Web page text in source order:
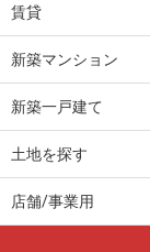
賃貸
新築マンション
新築一戸建て
土地を探す
店舗/事業用